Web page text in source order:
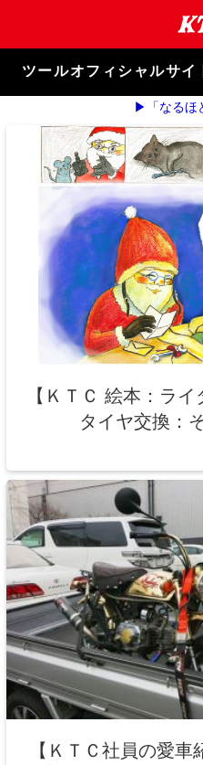
ま
キ
ツールオフィシャルサイ
▶「なるほ
【ＫＴＣ 絵本：ラ
タイヤ交換：
【ＫＴＣ社員の愛